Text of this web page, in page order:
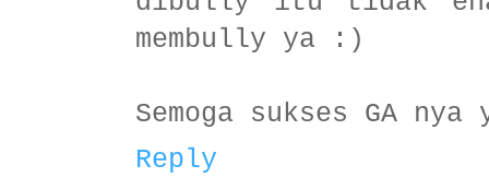
membully ya :)
Semoga sukses GA
Reply